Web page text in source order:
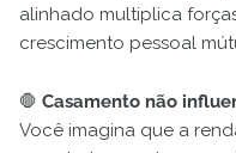
alinhado multiplica
crescimento pessoal
🛑 Casamento não
Você imagina que a